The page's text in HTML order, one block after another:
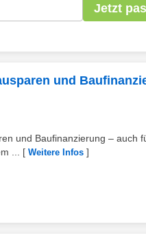
Jetzt
und
und Baufinanzierung – auch
...
[ Weitere Infos ]